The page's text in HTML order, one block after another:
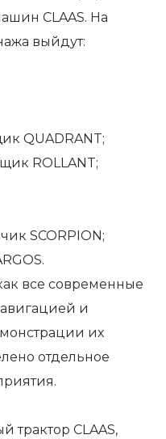
CLAAS. На
выйдут:
QUADRANT;
ROLLANT;
SCORPION;
все современные
и
их
отдельное
трактор CLAAS,